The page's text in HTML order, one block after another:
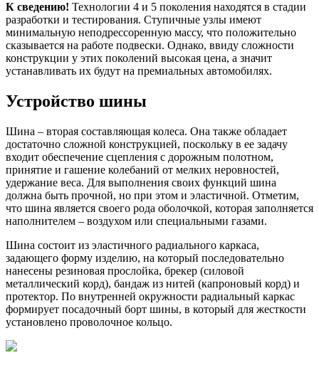
К сведению! Технологии 4 и 5 поколения находятся в стадии
разработки и тестирования. Ступичные узлы имеют
минимальную неподрессоренную массу, что положительно
сказывается на работе подвески. Однако, ввиду сложности
конструкции у этих поколений высокая цена, а значит
устанавливать их будут на премиальных автомобилях.
Устройство шины
Шина – вторая составляющая колеса. Она также обладает
достаточно сложной конструкцией, поскольку в ее задачу
входит обеспечение сцепления с дорожным полотном,
принятие и гашение колебаний от мелких неровностей,
удержание веса. Для выполнения своих функций шина
должна быть прочной, но при этом и эластичной. Отметим,
что шина является своего рода оболочкой, которая заполняется
наполнителем – воздухом или специальными газами.
Шина состоит из эластичного радиального каркаса,
задающего форму изделию, на который последовательно
нанесены резиновая прослойка, брекер (силовой
металлический корд), бандаж из нитей (капроновый корд) и
протектор. По внутренней окружности радиальный каркас
формирует посадочный борт шины, в который для жесткости
установлено проволочное кольцо.